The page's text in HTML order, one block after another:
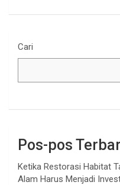
Cari
Pos-pos
Ketika Restorasi Habitat
Alam Harus Menjadi